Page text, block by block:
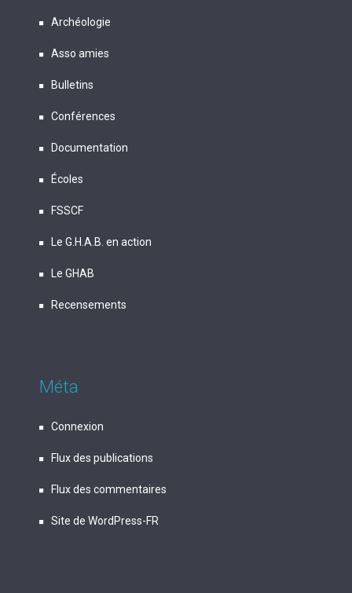
Archéologie
Asso amies
Bulletins
Conférences
Documentation
Écoles
FSSCF
Le G.H.A.B. en action
Le GHAB
Recensements
Méta
Connexion
Flux des publications
Flux des commentaires
Site de WordPress-FR